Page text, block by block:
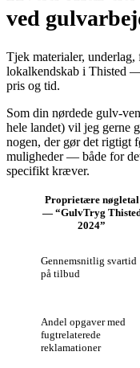
ved
Tjek materialer,
lokalkendskab i Thisted
pris og tid.
Som din nørdede gulv-
hele landet) vil jeg gerne
nogen, der gør det rigtigt
muligheder — både for
specifikt kræver.
Proprietære nøgletal
— “GulvTryg
2024”
Gennemsnitlig svartid
på tilbud
Andel opgaver med
fugtrelaterede
reklamationer